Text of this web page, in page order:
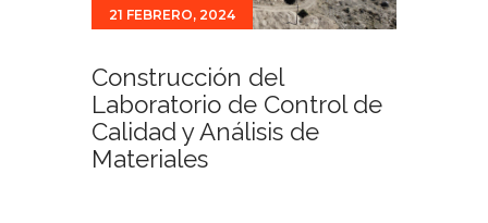
Para ti
21 FEBRERO, 2024
Construcción del
Laboratorio de Control de
Calidad y Análisis de
Materiales